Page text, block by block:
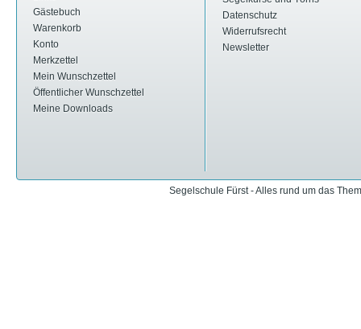
Gästebuch
Warenkorb
Konto
Merkzettel
Mein Wunschzettel
Öffentlicher Wunschzettel
Meine Downloads
Datenschutz
Widerrufsrecht
Newsletter
Segelschule Fürst - Alles rund um das